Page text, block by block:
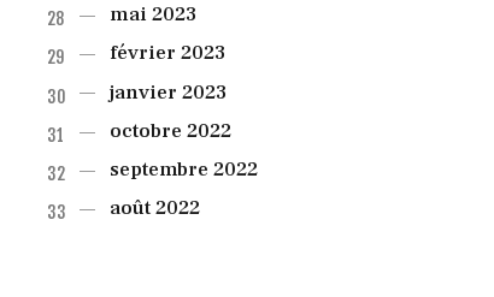
mai 2023
février 2023
janvier 2023
octobre 2022
septembre 2022
août2022